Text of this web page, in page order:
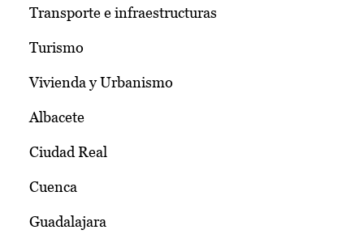
Transporte e infraestructuras
Turismo
Vivienda y Urbanismo
Albacete
Ciudad Real
Cuenca
Guadalajara